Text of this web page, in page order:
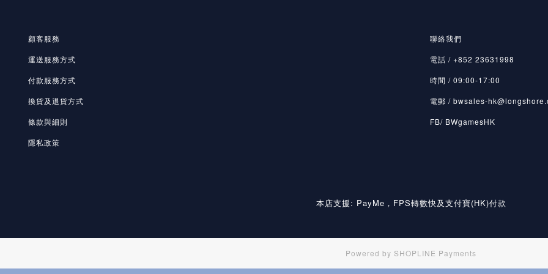
顧客服務
運送服務方式
付款服務方式
換貨及退貨方式
條款與細則
隱私政策
聯絡我們
電話 / +852 23631998
時間 / 09:00-17:00
電郵 / bwsales-
FB/ BWgamesHK
本店支援: PayMe，FPS轉數快及支付寶(HK)付款
Powered by SHOPLINE Payments